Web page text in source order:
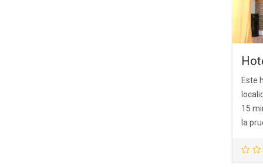
Este
15
la